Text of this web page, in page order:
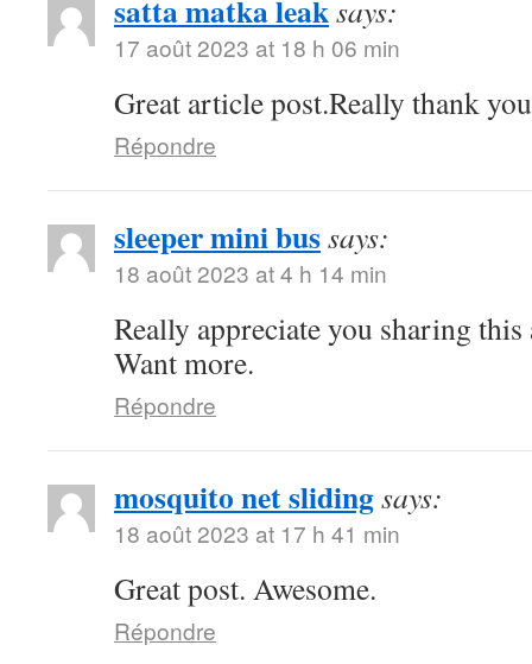
satta matka leaksays:
17 août 2023 at 18 h 06 min
Great article post.Really thank
Répondre
sleeper mini bussays:
18 août 2023 at 4 h 14 min
Really appreciate you sharing
Want more.
Répondre
mosquito net slidingsays:
18 août 2023 at 17 h 41 min
Great post. Awesome.
Répondre